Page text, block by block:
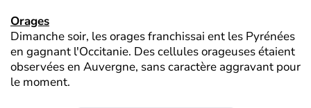
Orages
Dimanche soir, les orages franchissai ent les Pyrénées
en gagnant l'Occitanie. Des cellules orageuses étaient
observées en Auvergne, sans caractère aggravant pour
le moment.